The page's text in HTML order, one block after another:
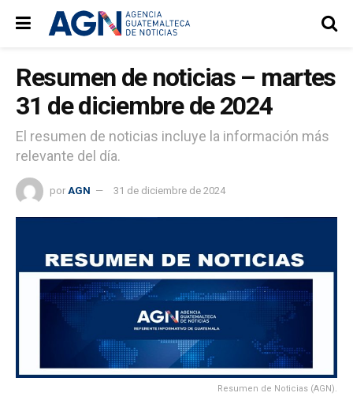
Resumen de noticias – martes
31 de diciembre de 2024
El resumen de noticias incluye la información más
relevante del día.
por AGN 31 de diciembre de 2024
Resumen de Noticias (AGN).